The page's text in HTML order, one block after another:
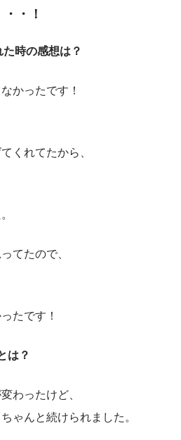
・！
時の感想は？
かったです！
くれてたから、
てたので、
たです！
は？
わったけど、
ゃんと続けられました。